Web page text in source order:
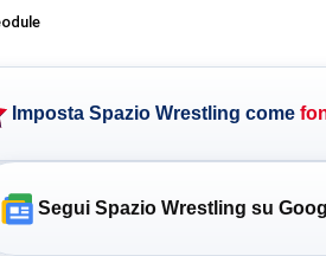
Imposta Spazio Wrestling come
Segui Spazio Wrestling su